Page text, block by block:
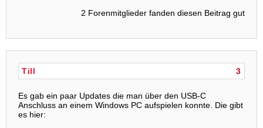
2 Forenmitglieder fanden diesen Beitrag gut
3
Till
Es gab ein paar Updates die man über den USB-C
Anschluss an einem Windows PC aufspielen konnte. Die gibt
es hier: